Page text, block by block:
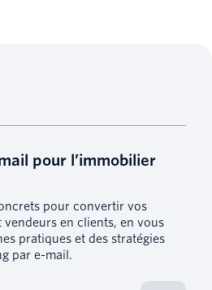
pour l’immobilier
pour convertir vos
vendeurs en clients, en vous
pratiques et des stratégies
par e-mail.